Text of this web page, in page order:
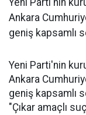
Yeni Parti'nin
Ankara
geniş kapsamlı
Yeni Parti'nin
Ankara
geniş kapsamlı
"Çıkar amaçlı